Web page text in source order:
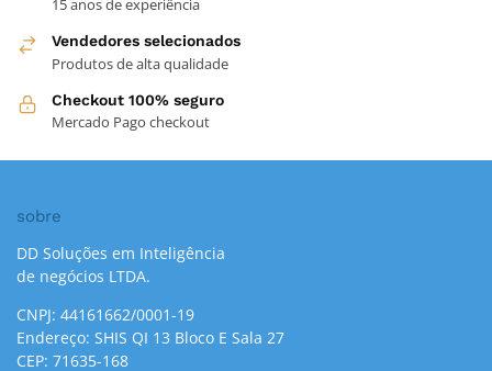
15 anos de experiência
Vendedores selecionados
Produtos de alta qualidade
Checkout 100% seguro
Mercado Pago checkout
sobre
DD Soluções em Inteligência
de negócios LTDA.
CNPJ: 44161662/0001-19
Endereço: SHIS QI 13 Bloco E Sala 27
CEP: 71635-168